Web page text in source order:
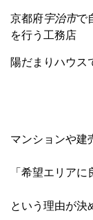
京都府宇治市で
を行う工務店
陽だまりハウス
マンションや建
「希望エリアに
という理由が決